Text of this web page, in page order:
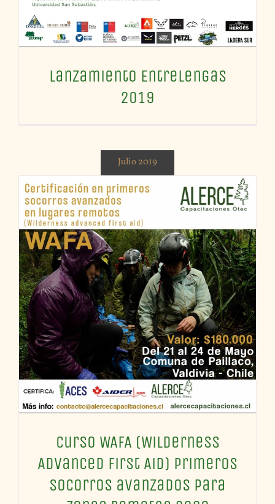
Lanzamiento Entrelengas
2019
Julio 2019
Curso WAFA (Wilderness
Advanced First Aid) Primeros
socorros avanzados para